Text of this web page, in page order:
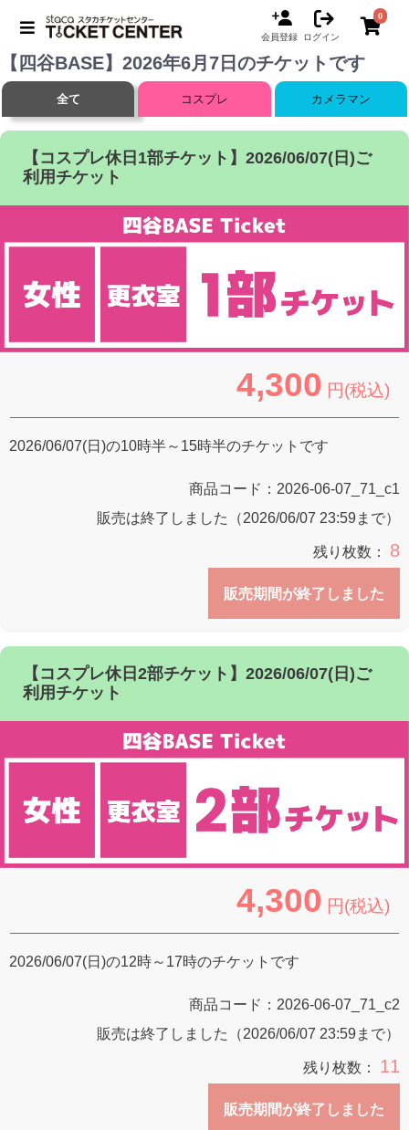
会員登録 ログイン
0
【四谷BASE】2026年6月7日のチケットです
全て コスプレ カメラマン
【コスプレ休日1部チケット】2026/06/07(日)ご
利用チケット
4,300 円(税込)
2026/06/07(日)の10時半～15時半のチケットです
商品コード： 2026-06-07_71_c1
販売は終了しました（2026/06/07 23:59まで）
残り枚数： 8
販売期間が終了しました
【コスプレ休日2部チケット】2026/06/07(日)ご
利用チケット
4,300 円(税込)
2026/06/07(日)の12時～17時のチケットです
商品コード： 2026-06-07_71_c2
販売は終了しました（2026/06/07 23:59まで）
残り枚数： 11
販売期間が終了しました